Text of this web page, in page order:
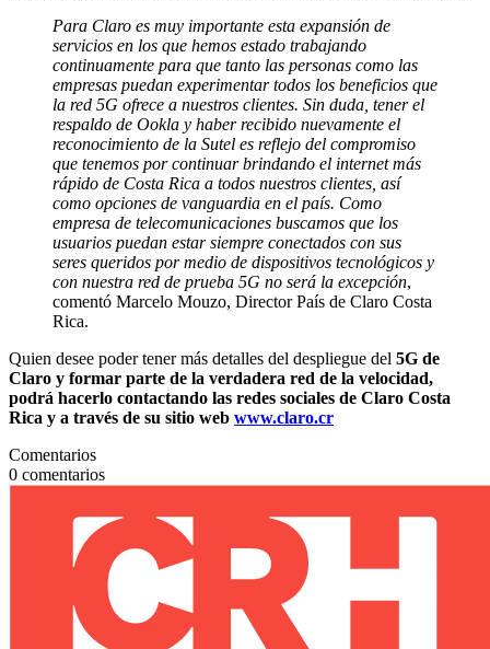
Para Claro es muy importante esta expansión de
servicios en los que hemos estado trabajando
continuamente para que tanto las personas como las
empresas puedan experimentar todos los beneficios que
la red 5G ofrece a nuestros clientes. Sin duda, tener el
respaldo de Ookla y haber recibido nuevamente el
reconocimiento de la Sutel es reflejo del compromiso
que tenemos por continuar brindando el internet más
rápido de Costa Rica a todos nuestros clientes, así
como opciones de vanguardia en el país. Como
empresa de telecomunicaciones buscamos que los
usuarios puedan estar siempre conectados con sus
seres queridos por medio de dispositivos tecnológicos y
con nuestra red de prueba 5G no será la excepción,
comentó Marcelo Mouzo, Director País de Claro Costa
Rica.
Quien desee poder tener más detalles del despliegue del 5G de
Claro y formar parte de la verdadera red de la velocidad,
podrá hacerlo contactando las redes sociales de Claro Costa
Rica y a través de su sitio web www.claro.cr
Comentarios
0 comentarios